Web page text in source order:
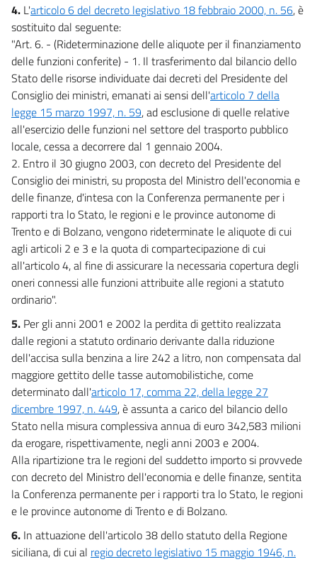
34
35
36
37
CAPO III
INTERVENTI IN MATERIA PREVIDENZIALE E SOCIALE
38
39
40
41
42
43
44
45
46
47
48
49
50
51
CAPO IV
INTERVENTI NEL SETTORE SANITARIO
52
53
55
4. L'articolo 6 del decreto legislativo 18 febbraio 2000, n. 56, è
sostituito dal seguente:
"Art. 6. - (Rideterminazione delle aliquote per il finanziamento
delle funzioni conferite) - 1. Il trasferimento dal bilancio dello
Stato delle risorse individuate dai decreti del Presidente del
Consiglio dei ministri, emanati ai sensi dell'articolo 7 della
legge 15 marzo 1997, n. 59, ad esclusione di quelle relative
all'esercizio delle funzioni nel settore del trasporto pubblico
locale, cessa a decorrere dal 1 gennaio 2004.
2. Entro il 30 giugno 2003, con decreto del Presidente del
Consiglio dei ministri, su proposta del Ministro dell'economia e
delle finanze, d'intesa con la Conferenza permanente per i
rapporti tra lo Stato, le regioni e le province autonome di
Trento e di Bolzano, vengono rideterminate le aliquote di cui
agli articoli 2 e 3 e la quota di compartecipazione di cui
all'articolo 4, al fine di assicurare la necessaria copertura degli
oneri connessi alle funzioni attribuite alle regioni a statuto
ordinario".
5. Per gli anni 2001 e 2002 la perdita di gettito realizzata
dalle regioni a statuto ordinario derivante dalla riduzione
dell'accisa sulla benzina a lire 242 a litro, non compensata dal
maggiore gettito delle tasse automobilistiche, come
determinato dall'articolo 17, comma 22, della legge 27
dicembre 1997, n. 449, è assunta a carico del bilancio dello
Stato nella misura complessiva annua di euro 342,583 milioni
da erogare, rispettivamente, negli anni 2003 e 2004.
Alla ripartizione tra le regioni del suddetto importo si provvede
con decreto del Ministro dell'economia e delle finanze, sentita
la Conferenza permanente per i rapporti tra lo Stato, le regioni
e le province autonome di Trento e di Bolzano.
6. In attuazione dell'articolo 38 dello statuto della Regione
siciliana, di cui al regio decreto legislativo 15 maggio 1946, n.